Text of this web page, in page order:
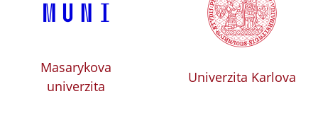
Masarykova
univerzita
Univerzita Karlova